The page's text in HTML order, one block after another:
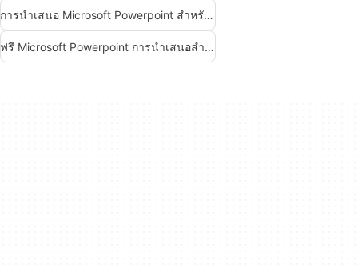
การนำเสนอ Microsoft Powerpoint สำหรับ Android
ฟรี Microsoft Powerpoint การนำเสนอสำหรับ Android